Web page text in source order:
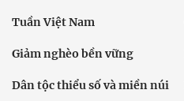
Tuần Việt Nam
Giảm nghèo bền vững
Dân tộc thiểu số và miền núi